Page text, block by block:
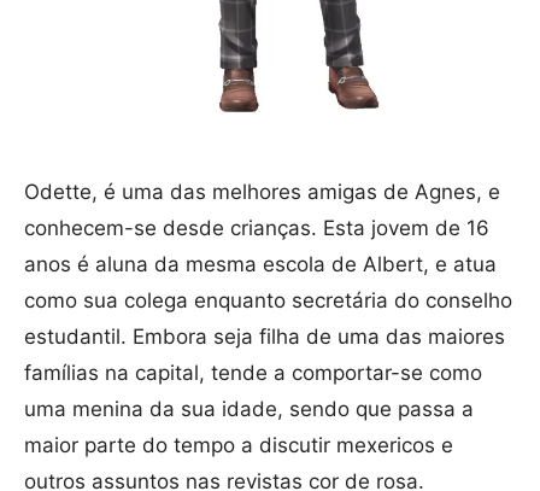
Odette, é uma das melhores amigas de Agnes, e
conhecem-se desde crianças. Esta jovem de 16
anos é aluna da mesma escola de Albert, e atua
como sua colega enquanto secretária do conselho
estudantil. Embora seja filha de uma das maiores
famílias na capital, tende a comportar-se como
uma menina da sua idade, sendo que passa a
maior parte do tempo a discutir mexericos e
outros assuntos nas revistas cor de rosa.